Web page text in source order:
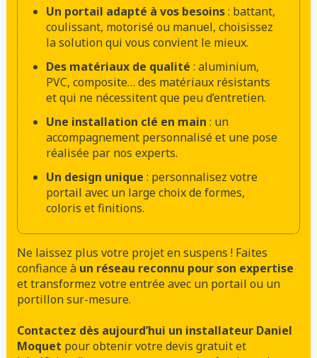
Un portail adapté à vos besoins: battant,
coulissant, motorisé ou manuel, choisissez
la solution qui vous convient le mieux.
Des matériaux de qualité : aluminium,
PVC, composite… des matériaux résistants
et qui ne nécessitent que peu d’entretien.
Une installation clé en main : un
accompagnement personnalisé et une pose
réalisée par nos experts.
Un design unique : personnalisez votre
portail avec un large choix de formes,
coloris et finitions.
Ne laissez plus votre projet en suspens ! Faites
confiance à un réseau reconnu pour son expertise
et transformez votre entrée avec un portail ou un
portillon sur-mesure.
Contactez dès aujourd’hui un installateur Daniel
Moquet pour obtenir votre devis gratuit et